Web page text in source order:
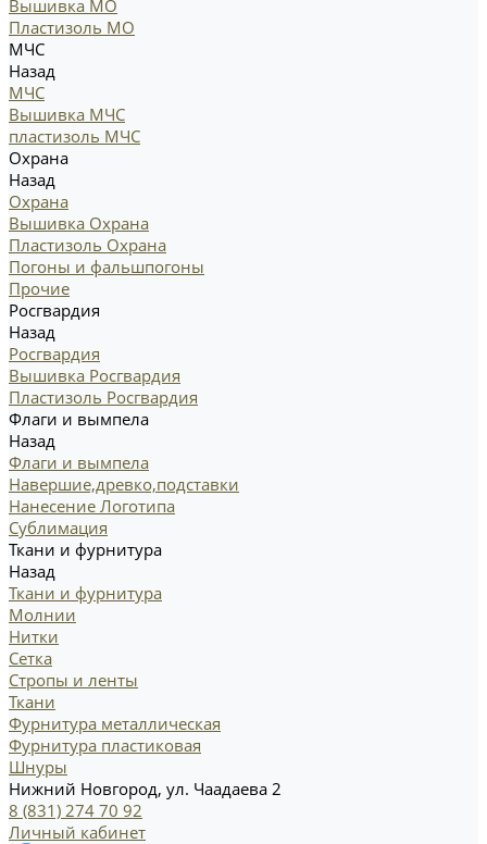
Вышивка МО
Пластизоль МО
МЧС
Назад
МЧС
Вышивка МЧС
пластизоль МЧС
Охрана
Назад
Охрана
Вышивка Охрана
Пластизоль Охрана
Погоны и фальшпогоны
Прочие
Росгвардия
Назад
Росгвардия
Вышивка Росгвардия
Пластизоль Росгвардия
Флаги и вымпела
Назад
Флаги и вымпела
Навершие,древко,подставки
Нанесение Логотипа
Сублимация
Ткани и фурнитура
Назад
Ткани и фурнитура
Молнии
Нитки
Сетка
Стропы и ленты
Ткани
Фурнитура металлическая
Фурнитура пластиковая
Шнуры
Нижний Новгород, ул. Чаадаева 2
8 (831) 274 70 92
Личный кабинет